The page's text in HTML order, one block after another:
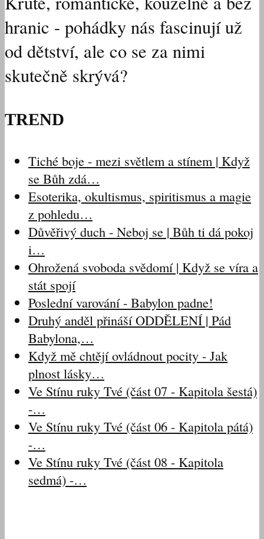
hranic - pohádky nás fascinují už
od dětství, ale co se za nimi
skutečně skrývá?
TREND
Tiché boje - mezi světlem a stínem | Když
se Bůh zdá…
Esoterika, okultismus, spiritismus a magie
z pohledu…
Důvěřivý duch - Neboj se | Bůh ti dá pokoj
i…
Ohrožená svoboda svědomí | Když se víra a
stát spojí
Poslední varování - Babylon padne!
Druhý anděl přináší ODDĚLENÍ | Pád
Babylona,…
Když mě chtějí ovládnout pocity - Jak
plnost lásky…
Ve Stínu ruky Tvé (část 07 - Kapitola šestá)
-…
Ve Stínu ruky Tvé (část 06 - Kapitola pátá)
-…
Ve Stínu ruky Tvé (část 08 - Kapitola
sedmá) -…